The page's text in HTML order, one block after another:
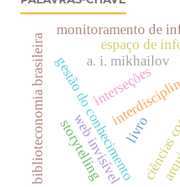
gestão do conhecimento
espaço de
interseções
a. i. mikhailov
livro
biblioteconomia brasileira web invisível
monitoramento de
storytelling